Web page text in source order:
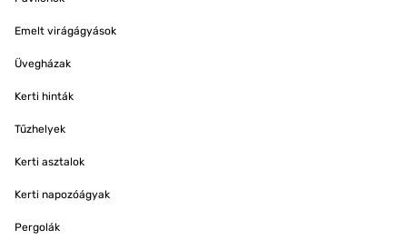
Emelt virágágyások
Üvegházak
Kerti hinták
Tűzhelyek
Kerti asztalok
Kerti napozóágyak
Pergolák